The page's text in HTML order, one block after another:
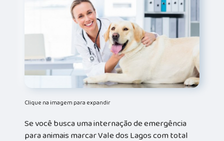
Clique na imagem para expandir
Se você busca uma internação de emergência
para animais marcar Vale dos Lagos com total